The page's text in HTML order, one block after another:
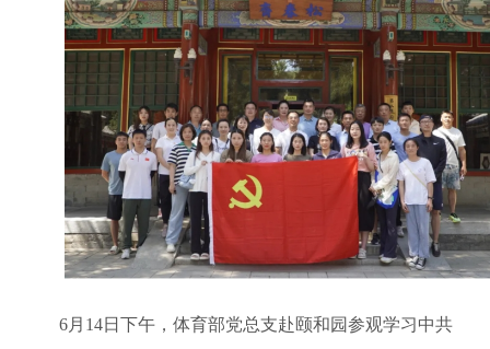
6月14日下午，体育部党总支赴颐和园参观学习中共